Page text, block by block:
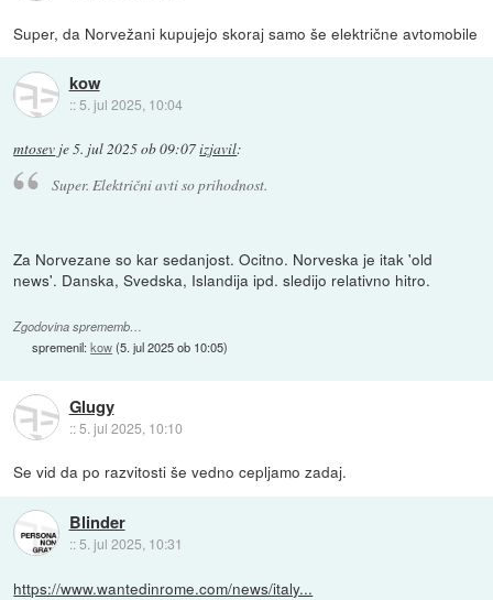
Super, da Norvežani kupujejo skoraj samo še električne avtomobile
kow
:: 5. jul 2025, 10:04
mtosev je5. jul 2025 ob 09:07izjavil:
Super. Električni avti so prihodnost.
Za Norvezane so kar sedanjost. Ocitno. Norveska je itak 'old
news'. Danska, Svedska, Islandija ipd. sledijo relativno hitro.
Zgodovina sprememb…
spremenil:kow(5. jul 2025 ob 10:05)
Glugy
::5. jul 2025, 10:10
Se vid da po razvitosti še vedno cepljamo zadaj.
Blinder
:: 5. jul 2025, 10:31
https://www.wantedinrome.com/news/italy...